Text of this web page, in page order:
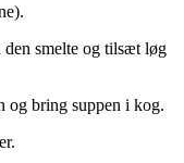
smelte og tilsæt løg
og bring suppen i kog.